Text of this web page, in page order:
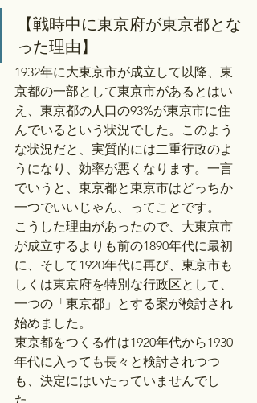
【戦時中に東京府が東京都とな
った理由】
1932年に大東京市が成立して以降、東
京都の一部として東京市があるとはい
え、東京都の人口の93%が東京市に住
んでいるという状況でした。このよう
な状況だと、実質的には二重行政のよ
うになり、効率が悪くなります。一言
でいうと、東京都と東京市はどっちか
一つでいいじゃん、ってことです。
こうした理由があったので、大東京市
が成立するよりも前の1890年代に最初
に、そして1920年代に再び、東京市も
しくは東京府を特別な行政区として、
一つの「東京都」とする案が検討され
始めました。
東京都をつくる件は1920年代から1930
年代に入っても長々と検討されつつ
も、決定にはいたっていませんでし